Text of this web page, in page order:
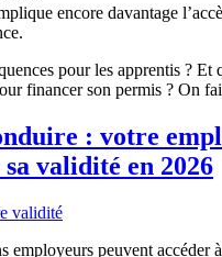
encore davantage
pour les apprentis ? Et
financer son permis ? On
: votre
validité en 2026
employeurs peuvent accéder